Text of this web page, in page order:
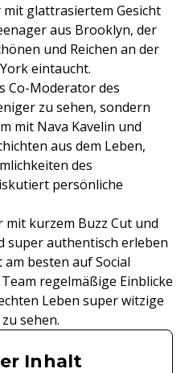
glattrasiertem Gesicht
aus Brooklyn, der
und Reichen an der
eintaucht.
Co-Moderator des
zu sehen, sondern
mit Nava Kavelin und
aus dem Leben,
des
persönliche
mit kurzem Buzz Cut und
super authentisch erleben
besten auf Social
regelmäßige Einblicke
Leben super witzige
sehen.
Inhalt